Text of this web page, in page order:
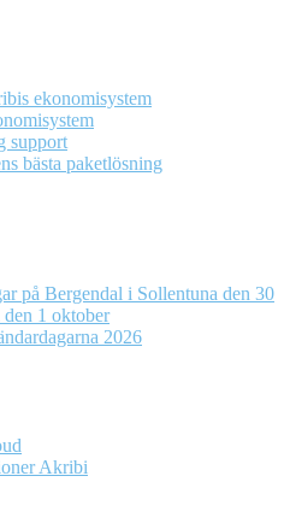
ekonomisystem
support
bästa paketlösning
på Bergendal i Sollentuna den 30
1 oktober
2026
Akribi